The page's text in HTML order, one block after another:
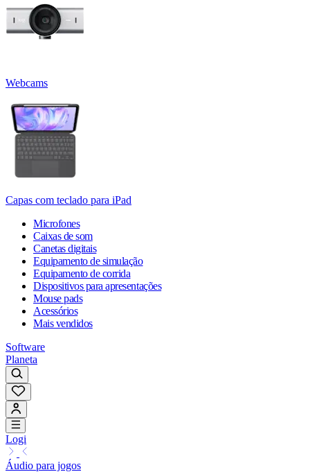
Webcams
Capas com teclado para iPad
Microfones
Caixas de som
Canetas digitais
Equipamento de simulação
Equipamento de corrida
Dispositivos para apresentações
Mouse pads
Acessórios
Mais vendidos
Software
Planeta
Logi
Áudio para jogos